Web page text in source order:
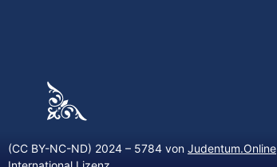
(CC BY-NC-ND) 2024 – 5784 von Judentum.Online